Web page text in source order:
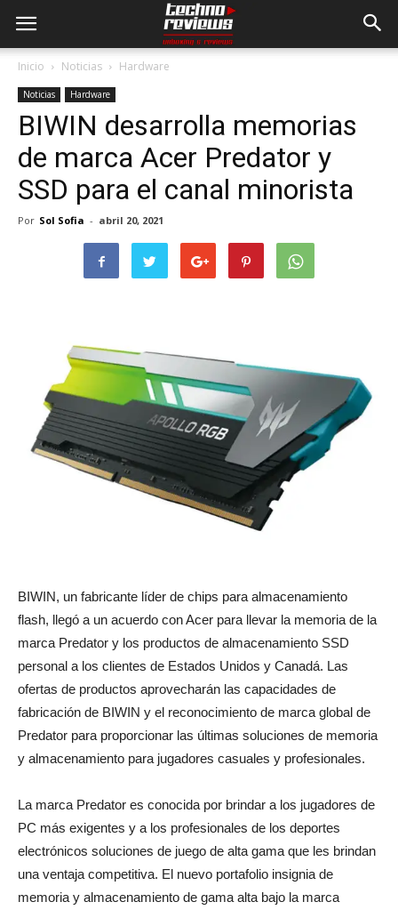
Inicio Noticias Hardware
Noticias Hardware
BIWIN desarrolla memorias
de marca Acer Predator y
SSD para el canal minorista
Por Sol Sofia - abril 20, 2021
BIWIN, un fabricante líder de chips para almacenamiento
flash, llegó a un acuerdo con Acer para llevar la memoria de la
marca Predator y los productos de almacenamiento SSD
personal a los clientes de Estados Unidos y Canadá. Las
ofertas de productos aprovecharán las capacidades de
fabricación de BIWIN y el reconocimiento de marca global de
Predator para proporcionar las últimas soluciones de memoria
y almacenamiento para jugadores casuales y profesionales.
La marca Predator es conocida por brindar a los jugadores de
PC más exigentes y a los profesionales de los deportes
electrónicos soluciones de juego de alta gama que les brindan
una ventaja competitiva. El nuevo portafolio insignia de
memoria y almacenamiento de gama alta bajo la marca